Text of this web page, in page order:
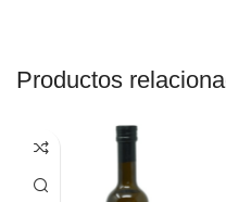
Productos